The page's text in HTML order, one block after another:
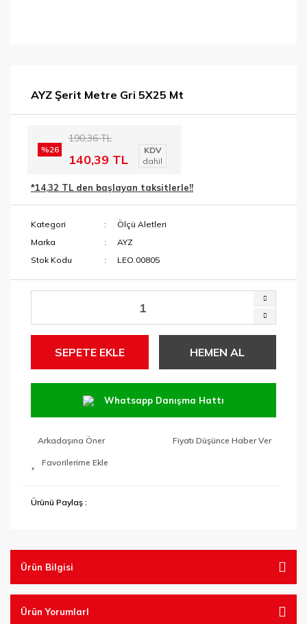
AYZ Şerit Metre Gri 5X25 Mt
%26
190,36 TL
140,39 TL
KDV
dahil
*14,32 TL den başlayan taksitlerle!!
Kategori
Ölçü Aletleri
Marka
AYZ
Stok Kodu
LEO.00805
SEPETE EKLE HEMEN AL
Whatsapp Danışma Hattı
Arkadaşına Öner Fiyatı Düşünce Haber Ver
Ürünü Paylaş :
Ürün Bilgisi
Ürün YorumlarI